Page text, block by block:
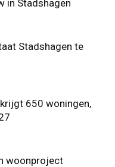
in Stadshagen
Stadshagen te
650 woningen,
woonproject